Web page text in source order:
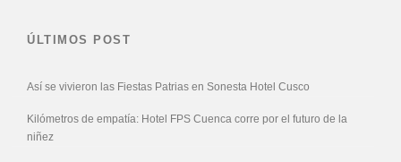
ÚLTIMOS POST
Así se vivieron las Fiestas Patrias en Sonesta Hotel Cusco
Kilómetros de empatía: Hotel FPS Cuenca corre por el futuro de la
niñez